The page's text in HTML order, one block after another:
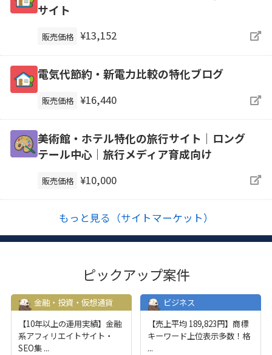
サイト
販売価格 ¥13,152
電気代節約・新電力比較の特化ブログ
販売価格 ¥16,440
美術館・ホテル特化の旅行サイト｜ロング
テール中心｜旅行メディア育成向け
販売価格 ¥10,000
もっと見る（サイトマーケット）
ピックアップ案件
金融・投資・仮想通貨
【10年以上の運用実績】金融
系アフィリエイトサイト・
SEO集 ...
ビジネス
【売上平均 189,823円】商標
キーワード上位表示多数！格
...